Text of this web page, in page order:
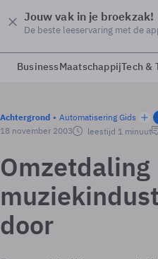
Jouw vak in je broekzak!
De beste leeservaring met de
BusinessMaatschappijTech &
Achtergrond Automatisering Gids
18 november 2003
leestijd 1 minuut
Omzetdaling
door